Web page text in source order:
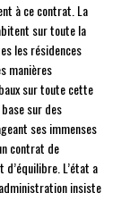
à ce contrat. La
sur toute la
les résidences
manières
sur toute cette
sur des
ses immenses
contrat de
L’état a
insiste